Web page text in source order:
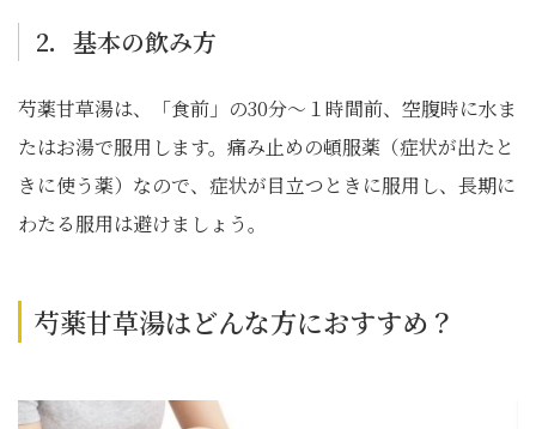
2．基本の飲み方
芍薬甘草湯は、「食前」の30分～１時間前、空腹時に水ま
たはお湯で服用します。痛み止めの頓服薬（症状が出たと
きに使う薬）なので、症状が目立つときに服用し、長期に
わたる服用は避けましょう。
芍薬甘草湯はどんな方におすすめ？